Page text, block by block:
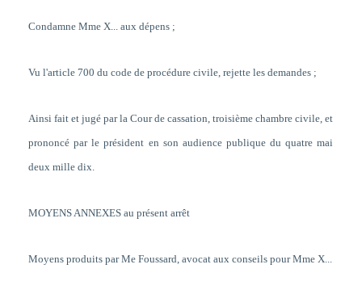
Condamne Mme X... aux dépens ;
Vu l'article 700 du code de procédure civile, rejette les demandes ;
Ainsi fait et jugé par la Cour de cassation, troisième chambre civile, et
prononcé par le président en son audience publique du quatre mai
deux mille dix.
MOYENS ANNEXES au présent arrêt
Moyens produits par Me Foussard, avocat aux conseils pour Mme X...